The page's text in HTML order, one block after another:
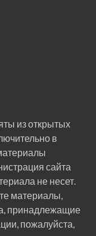
из открытых
в
сайта
не несет.
материалы,
принадлежащие
пожалуйста,